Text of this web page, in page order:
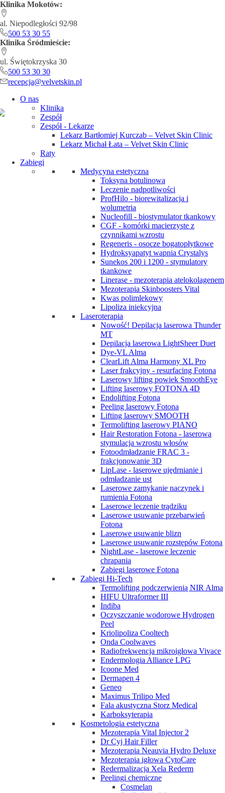
Klinika Mokotów:
al. Niepodległości 92/98
500 53 30 55
Klinika Śródmieście:
ul. Świętokrzyska 30
500 53 30 30
recepcja@velvetskin.pl
O nas
Klinika
Zespół
Zespół - Lekarze
Lekarz Bartłomiej Kurczab – Velvet Skin Clinic
Lekarz Michał Łata – Velvet Skin Clinic
Raty
Zabiegi
Medycyna estetyczna
Toksyna botulinowa
Leczenie nadpotliwości
ProfHilo - biorewitalizacja i
wolumetria
Nucleofill - biostymulator tkankowy
CGF - komórki macierzyste z
czynnikami wzrostu
Regeneris - osocze bogatopłytkowe
Hydroksyapatyt wapnia Crystalys
Sunekos 200 i 1200 - stymulatory
tkankowe
Linerase - mezoterapia atelokolagenem
Mezoterapia Skinboosters Vital
Kwas polimlekowy
Lipoliza iniekcyjna
Laseroterapia
Nowość! Depilacja laserowa Thunder
MT
Depilacja laserowa LightSheer Duet
Dye-VL Alma
ClearLift Alma Harmony XL Pro
Laser frakcyjny - resurfacing Fotona
Laserowy lifting powiek SmoothEye
Lifting laserowy FOTONA 4D
Endolifting Fotona
Peeling laserowy Fotona
Lifting laserowy SMOOTH
Termolifting laserowy PIANO
Hair Restoration Fotona - laserowa
stymulacja wzrostu włosów
Fotoodmładzanie FRAC 3 -
frakcjonowanie 3D
LipLase - laserowe ujędrnianie i
odmładzanie ust
Laserowe zamykanie naczynek i
rumienia Fotona
Laserowe leczenie trądziku
Laserowe usuwanie przebarwień
Fotona
Laserowe usuwanie blizn
Laserowe usuwanie rozstępów Fotona
NightLase - laserowe leczenie
chrapania
Zabiegi laserowe Fotona
Zabiegi Hi-Tech
Termolifting podczerwienią NIR Alma
HIFU Ultraformer III
Indiba
Oczyszczanie wodorowe Hydrogen
Peel
Kriolipoliza Cooltech
Onda Coolwaves
Radiofrekwencja mikroigłowa Vivace
Endermologia Alliance LPG
Icoone Med
Dermapen 4
Geneo
Maximus Trilipo Med
Fala akustyczna Storz Medical
Karboksyterapia
Kosmetologia estetyczna
Mezoterapia Vital Injector 2
Dr Cyj Hair Filler
Mezoterapia Neauvia Hydro Deluxe
Mezoterapia igłowa CytoCare
Redermalizacja Xela Rederm
Peelingi chemiczne
Cosmelan